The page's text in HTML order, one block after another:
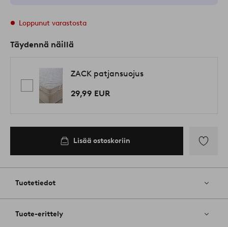
Loppunut varastosta
Täydennä näillä
ZACK patjansuojus
29,99 EUR
Lisää ostoskoriin
Tuotetiedot
Tuote-erittely